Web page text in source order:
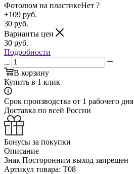
Фотолюм на пластикеНет ?
+109 руб.
30 руб.
Варианты цен
30 руб.
Подробности
В корзину
Купить в 1 клик
Срок производства от 1 рабочего дня
Доставка по всей России
Бонусы за покупки
Описание
Знак Посторонним выход запрещен
Артикул товара: T08